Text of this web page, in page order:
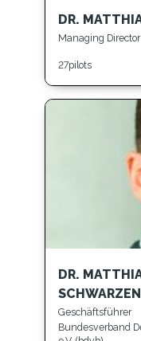
DR.
Managing Director
27pilots
DR.
Geschäftsführer
Bundesverband